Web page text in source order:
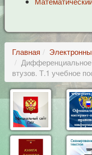
Главная
Дифференциальное
втузов. Т.1 учебное